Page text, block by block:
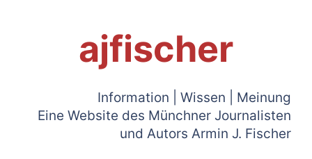
ajfischer
Information | Wissen | Meinung
Eine Website des Münchner Journalisten
und Autors Armin J. Fischer